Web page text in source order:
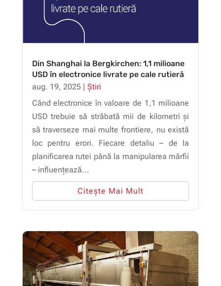
Din Shanghai la Bergkirchen: 1,1 milioane
USD în electronice livrate pe cale rutieră
aug. 19, 2025| Știri
Când electronice în valoare de 1,1 milioane
USD trebuie să străbată mii de kilometri și
să traverseze mai multe frontiere, nu există
loc pentru erori. Fiecare detaliu – de la
planificarea rutei până la manipularea mărfii
– influențează...
Citește Mai Mult